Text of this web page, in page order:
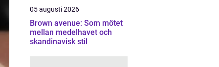
05 augusti 2026
Brown avenue: Som mötet
mellan medelhavet och
skandinavisk stil